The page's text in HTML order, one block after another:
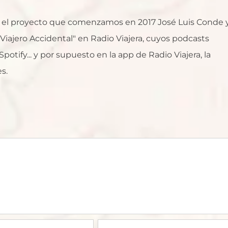
proyecto que comenzamos en 2017 José Luis Conde
Accidental" en Radio Viajera, cuyos podcasts
y por supuesto en la app de Radio Viajera, la